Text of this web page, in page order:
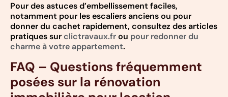
Pour des astuces d’embellissement faciles,
notamment pour les escaliers anciens ou pour
donner du cachet rapidement, consultez des articles
pratiques surclictravaux.frou pour redonner du
charme à votre appartement.
FAQ – Questions fréquemment
posées sur la rénovation